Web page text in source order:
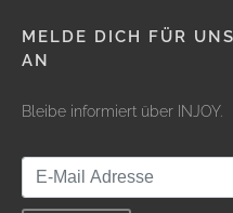
MELDE DICH FÜR
AN
Bleibe informiert über INJOY.